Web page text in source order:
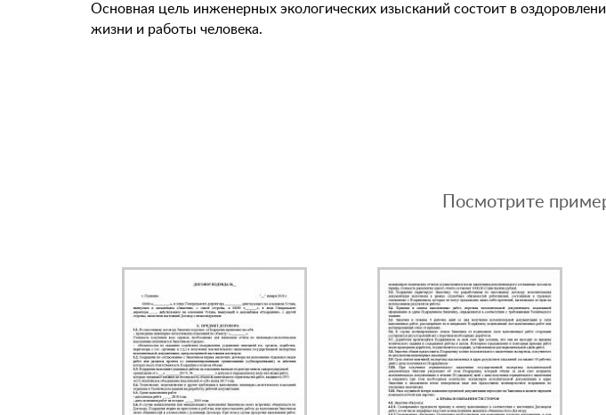
Основная цель инженерных экологических изысканий состоит в
жизни и работы человека.
Посмотрите